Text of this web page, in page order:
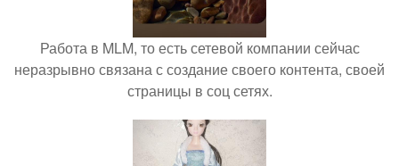
Работа в MLM, то есть сетевой компании сейчас
неразрывно связана с создание своего контента, своей
страницы в соц сетях.